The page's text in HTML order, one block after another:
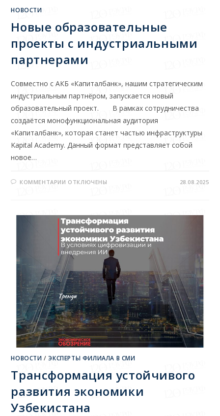
НОВОСТИ
Новые образовательные
проекты с индустриальными
партнерами
Совместно с АКБ «Капиталбанк», нашим стратегическим
индустриальным партнёром, запускается новый
образовательный проект. В рамках сотрудничества
создаётся монофункциональная аудитория
«Капиталбанк», которая станет частью инфраструктуры
Kapital Academy. Данный формат представляет собой
новое…
КОММЕНТАРИИ ОТКЛЮЧЕНЫ 28.08.2025
НОВОСТИ /ЭКСПЕРТЫ ФИЛИАЛА В СМИ
Трансформация устойчивого
развития экономики
Узбекистана